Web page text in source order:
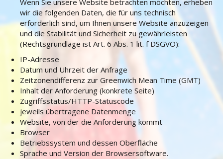
wir die folgenden Daten, die für uns technisch
erforderlich sind, um Ihnen unsere Website anzuzeigen
und die Stabilität und Sicherheit zu gewährleisten
(Rechtsgrundlage ist Art. 6 Abs. 1 lit. f DSGVO):
IP-Adresse
Datum und Uhrzeit der Anfrage
Zeitzonendifferenz zur Greenwich Mean Time (GMT)
Inhalt der Anforderung (konkrete Seite)
Zugriffsstatus/HTTP-Statuscode
jeweils übertragene Datenmenge
Website, von der die Anforderung kommt
Browser
Betriebssystem und dessen Oberfläche
Sprache und Version der Browsersoftware.